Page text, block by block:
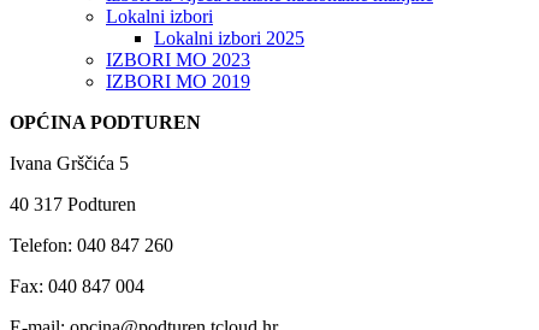
Lokalni izbori
Lokalni izbori 2025
IZBORI MO 2023
IZBORI MO 2019
OPĆINA PODTUREN
Ivana Grščića 5
40 317 Podturen
Telefon: 040 847 260
Fax: 040 847 004